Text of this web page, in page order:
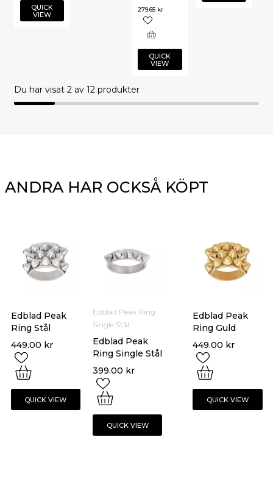
QUICK
VIEW
279.65 kr
QUICK
VIEW
Du har visat 2av 12 produkter
ANDRA HAR OCKSÅ KÖPT
Edblad Peak
Ring Stål
449.00 kr
QUICK VIEW
Edblad Peak
Ring Guld
449.00 kr
QUICK VIEW
Edblad Peak Ring
Single Stål
Edblad Peak
Ring Single Stål
399.00 kr
QUICK VIEW